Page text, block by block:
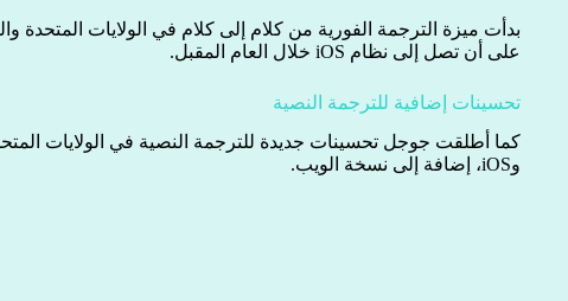
بدأت ميزة الترجمة الفورية من كلام إلى كلام في الولايات المتحدة
على أن تصل إلى نظام iOS خلال العام المقبل.
تحسينات إضافية للترجمة النصية
كما أطلقت جوجل تحسينات جديدة للترجمة النصية في الولايات
وiOS، إضافة إلى نسخة الويب.